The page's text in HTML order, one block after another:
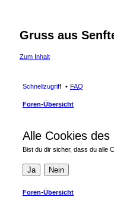
Gruss aus
Zum Inhalt
Schnellzugriff FAQ
Foren-Übersicht
Alle Cookies
Bist du dir sicher, dass du alle
Foren-Übersicht